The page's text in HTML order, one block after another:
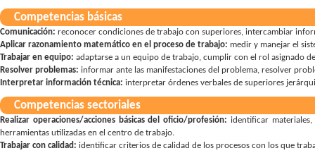
Competencias básicas
Comunicación: reconocer condiciones de trabajo con superiores, intercambiar
Aplicar razonamiento matemático en el proceso de trabajo: medir y manejar el
Trabajar en equipo: adaptarse a un equipo de trabajo, cumplir con el rol asignado
Resolver problemas: informar ante las manifestaciones del problema, resolver
Interpretar información técnica: interpretar órdenes verbales de superiores
Competencias sectoriales
Realizar operaciones/acciones básicas del oficio/profesión: identificar
herramientas utilizadas en el centro de trabajo
Trabajar con calidad: identificar criterios de calidad de los procesos con los que